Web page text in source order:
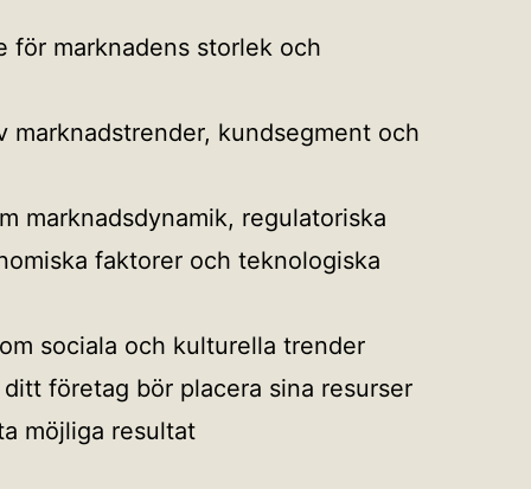
för marknadens storlek och
marknadstrender, kundsegment och
marknadsdynamik, regulatoriska
faktorer och teknologiska
sociala och kulturella trender
företag bör placera sina resurser
möjliga resultat